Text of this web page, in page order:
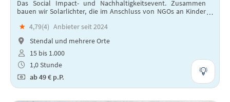
Das Social Impact- und Nachhaltigkeitsevent. Zusammen
bauen wir Solarlichter, die im Anschluss von NGOs an Kinder
★ 4,79(4) Anbieter seit 2024
Stendal und mehrere Orte
15 bis 1.000
1,0 Stunde
ab49 € p.P.